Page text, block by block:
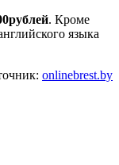
рублей. Кроме
языка
onlinebrest.by